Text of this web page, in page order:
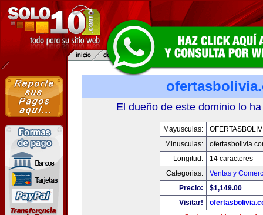
El dueño de este dominio lo
Mayusculas:
Minusculas:
Longitud:
14 caracteres
Categorias:
Ventas y
Precio:
$1,149.00
Visitar!